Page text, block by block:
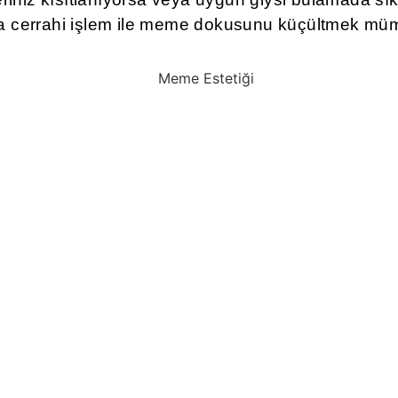
cerrahi işlem ile meme dokusunu küçültmek